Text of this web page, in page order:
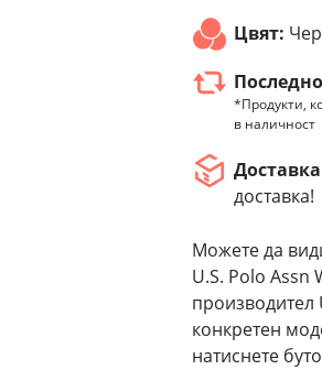
Цвят:
*Продукти,
в наличност
доставка!
Можете да
U.S. Polo Assn
производител
конкретен
натиснете